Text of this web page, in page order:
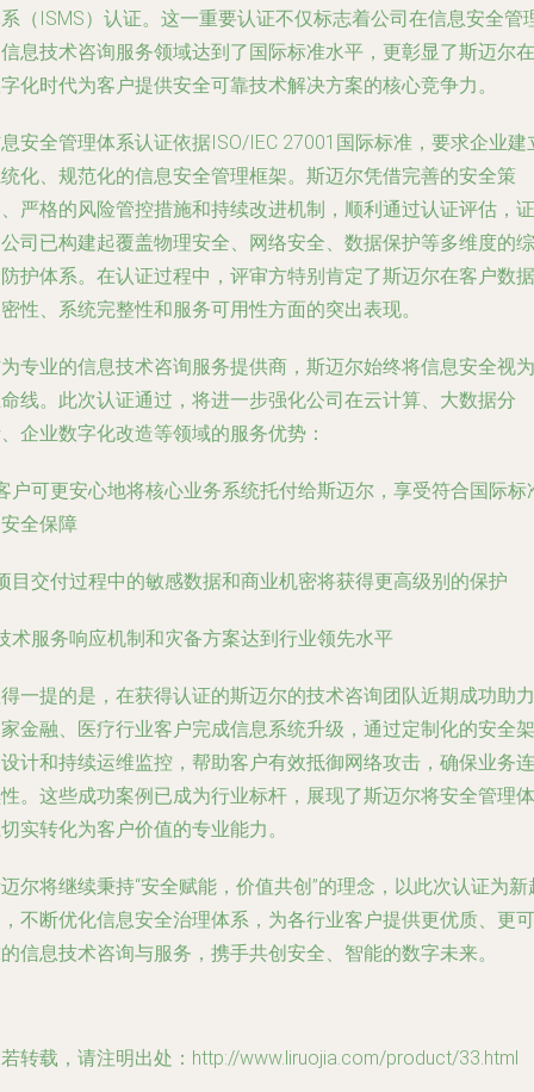
（ISMS）认证。这一重要认证不仅标志着公司在信息安全管
息技术咨询服务领域达到了国际标准水平，更彰显了斯迈尔在
化时代为客户提供安全可靠技术解决方案的核心竞争力。
安全管理体系认证依据ISO/IEC 27001国际标准，要求企业建
化、规范化的信息安全管理框架。斯迈尔凭借完善的安全策
严格的风险管控措施和持续改进机制，顺利通过认证评估，证
司已构建起覆盖物理安全、网络安全、数据保护等多维度的综
护体系。在认证过程中，评审方特别肯定了斯迈尔在客户数据
性、系统完整性和服务可用性方面的突出表现。
专业的信息技术咨询服务提供商，斯迈尔始终将信息安全视为
线。此次认证通过，将进一步强化公司在云计算、大数据分
企业数字化改造等领域的服务优势：
户可更安心地将核心业务系统托付给斯迈尔，享受符合国际标
全保障
目交付过程中的敏感数据和商业机密将获得更高级别的保护
术服务响应机制和灾备方案达到行业领先水平
一提的是，在获得认证的斯迈尔的技术咨询团队近期成功助力
金融、医疗行业客户完成信息系统升级，通过定制化的安全架
计和持续运维监控，帮助客户有效抵御网络攻击，确保业务连
。这些成功案例已成为行业标杆，展现了斯迈尔将安全管理体
实转化为客户价值的专业能力。
尔将继续秉持“安全赋能，价值共创”的理念，以此次认证为新
不断优化信息安全治理体系，为各行业客户提供更优质、更可
信息技术咨询与服务，携手共创安全、智能的数字未来。
转载，请注明出处：http://www.liruojia.com/product/33.html